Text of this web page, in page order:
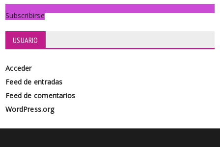
Subscribirse
USUARIO
Acceder
Feed de entradas
Feed de comentarios
WordPress.org